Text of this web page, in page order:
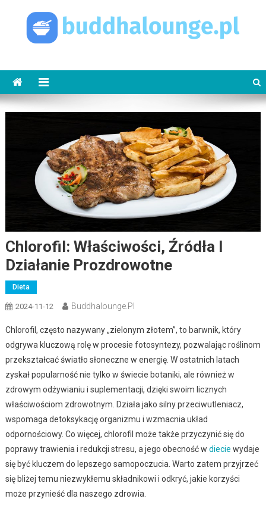
content
Chlorofil: Właściwości, Źródła I
Działanie Prozdrowotne
Dieta
2024-11-12 Buddhalounge.pl
Chlorofil, często nazywany „zielonym złotem”, to barwnik, który
odgrywa kluczową rolę w procesie fotosyntezy, pozwalając roślinom
przekształcać światło słoneczne w energię. W ostatnich latach
zyskał popularność nie tylko w świecie botaniki, ale również w
zdrowym odżywianiu i suplementacji, dzięki swoim licznych
właściwościom zdrowotnym. Działa jako silny przeciwutleniacz,
wspomaga detoksykację organizmu i wzmacnia układ
odpornościowy. Co więcej, chlorofil może także przyczynić się do
poprawy trawienia i redukcji stresu, a jego obecność w diecie wydaje
się być kluczem do lepszego samopoczucia. Warto zatem przyjrzeć
się bliżej temu niezwykłemu składnikowi i odkryć, jakie korzyści
może przynieść dla naszego zdrowia.